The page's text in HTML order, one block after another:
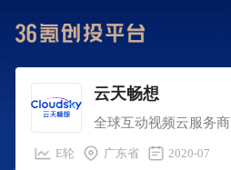
云天畅想
全球互动视频云服务商
E轮 广东省 2020-07